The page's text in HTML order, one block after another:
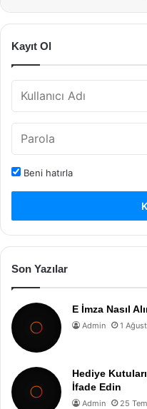
Kayıt Ol
Beni hatırla
Son Yazılar
E İmza Nasıl
Admin 1
Hediye
İfade Edin
Admin 25